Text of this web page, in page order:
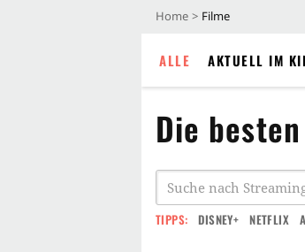
Home Filme
ALLE AKTUELL IM
Die
TIPPS: DISNEY+ NETFLIX